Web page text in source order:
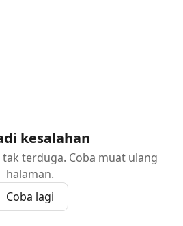
kesalahan
terduga. Coba muat ulang
halaman.
Coba lagi